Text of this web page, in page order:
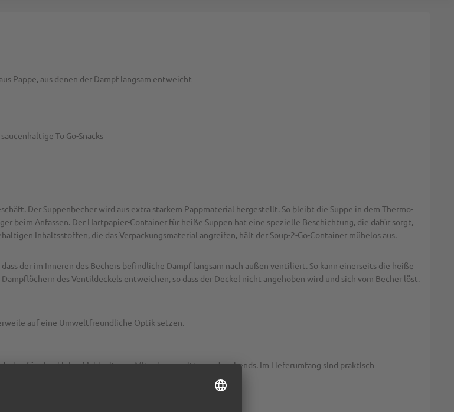
Pappe, aus denen der Dampf langsam entweicht
To Go-Snacks
Der Suppenbecher wird aus extra starkem Pappmaterial hergestellt. So bleibt die Suppe in dem Thermo-
beim Anfassen. Der Hartpapier-Container für heiße Suppen hat eine spezielle Beschichtung, die dafür sorgt,
Inhaltsstoffen, die das Verpackungsmaterial angreifen, hält der Soup-2-Go-Container mühelos aus.
der im Inneren des Bechers befindliche Dampf langsam nach außen ventiliert. So kann einerseits die heiße
des Ventildeckels entweichen, so dass der Deckel nicht angehoben wird und sich vom Becher löst.
auf eine Umweltfreundliche Optik setzen.
für eine kleine Mahlzeit zum Mitnehmen mittags oder abends. Im Lieferumfang sind praktisch